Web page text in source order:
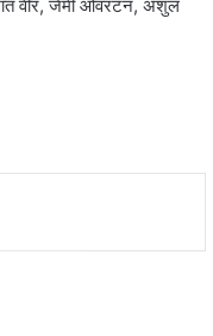
वीर, जेमी ओवरटन, अंशुल